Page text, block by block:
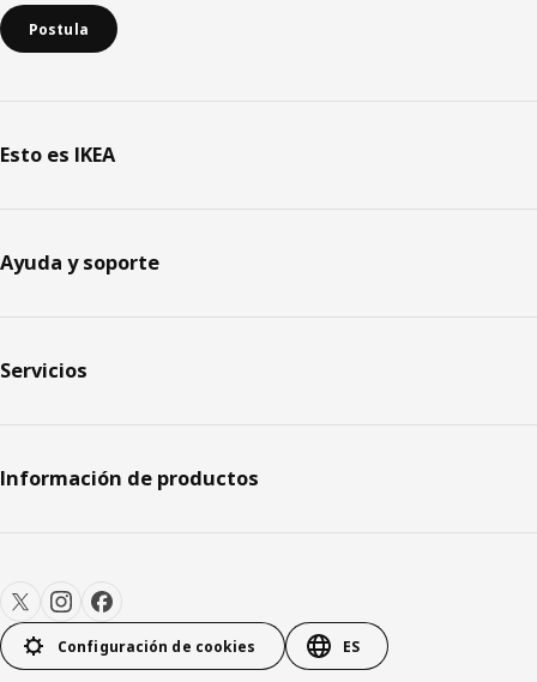
Postula
Esto es IKEA
Ayuda y soporte
Servicios
Información de productos
Configuración de cookies ES